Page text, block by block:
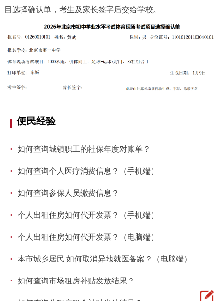
目选择确认单，考生及家长签字后交给学校。
便民经验
· 如何查询城镇职工的社保年度对账单？
· 如何查询个人医疗消费信息？（手机端）
· 如何查询参保人员缴费信息？
· 个人出租住房如何代开发票？（手机端）
· 个人出租住房如何代开发票？（电脑端）
· 本市城乡居民 如何取消异地就医备案？（电脑端）
· 如何查询市场租房补贴发放结果？